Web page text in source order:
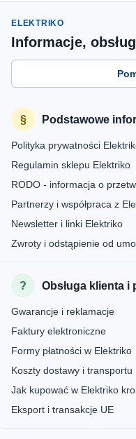
ELEKTRIKO
Informacje,
Podstawowe
Polityka prywatności
Regulamin sklepu Elektriko
RODO - informacja o
Partnerzy i współpraca z
Newsletter i linki Elektriko
Zwroty i odstąpienie od
Obsługa klienta
Gwarancje i reklamacje
Faktury elektroniczne
Formy płatności w Elektriko
Koszty dostawy i transportu
Jak kupować w Elektriko
Eksport i transakcje UE